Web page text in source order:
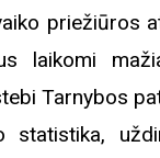
priežiūros
laikomi
Tarnybos